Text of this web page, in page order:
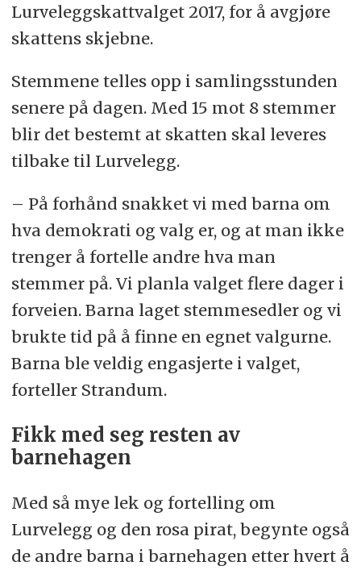
Lurveleggskattvalget 2017, for å avgjøre
skattens skjebne.
Stemmene telles opp i samlingsstunden
senere på dagen. Med 15 mot 8 stemmer
blir det bestemt at skatten skal leveres
tilbake til Lurvelegg.
– På forhånd snakket vi med barna om
hva demokrati og valg er, og at man ikke
trenger å fortelle andre hva man
stemmer på. Vi planla valget flere dager i
forveien. Barna laget stemmesedler og vi
brukte tid på å finne en egnet valgurne.
Barna ble veldig engasjerte i valget,
forteller Strandum.
Fikk med seg resten av
barnehagen
Med så mye lek og fortelling om
Lurvelegg og den rosa pirat, begynte også
de andre barna i barnehagen etter hvert å